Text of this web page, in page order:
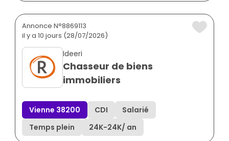
Annonce N°8869113
il y a 10 jours (28/07/2026)
Ideeri
Chasseur de biens
immobiliers
Vienne 38200 CDI
Salarié
Temps plein
24K-24K/ an